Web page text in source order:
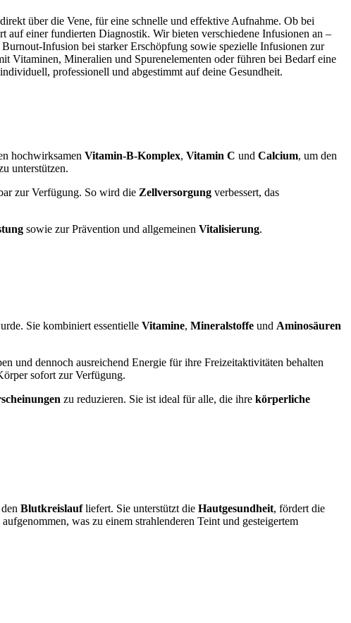
über die Vene, für eine schnelle und effektive Aufnahme. Ob bei
einer fundierten Diagnostik. Wir bieten verschiedene Infusionen an –
Infusion bei starker Erschöpfung sowie spezielle Infusionen zur
Vitaminen, Mineralien und Spurenelementen oder führen bei Bedarf eine
professionell und abgestimmt auf deine Gesundheit.
hochwirksamen Vitamin-B-Komplex, Vitamin C und Calcium, um den
unterstützen.
zur Verfügung. So wird die Zellversorgung verbessert, das
sowie zur Prävention und allgemeinen Vitalisierung.
Sie kombiniert essentielle Vitamine, Mineralstoffe und Aminosäuren
und dennoch ausreichend Energie für ihre Freizeitaktivitäten behalten
sofort zur Verfügung.
zu reduzieren. Sie ist ideal für alle, die ihre körperliche
Blutkreislaufliefert. Sie unterstützt die Hautgesundheit, fördert die
was zu einem strahlenderen Teint und gesteigertem